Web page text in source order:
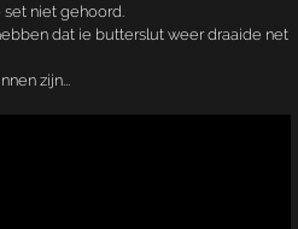
niet gehoord.
dat ie butterslut weer draaide net
zijn...